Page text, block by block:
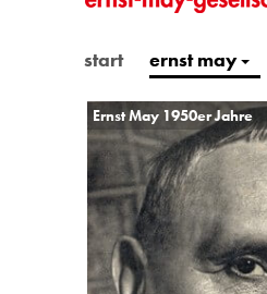
start ernst may
Ernst May 1950er Jahre